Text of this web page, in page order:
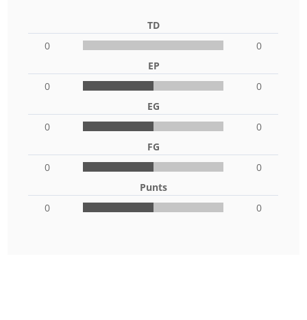
TD
0
0
EP
0
0
EG
0
0
FG
0
0
Punts
0
0